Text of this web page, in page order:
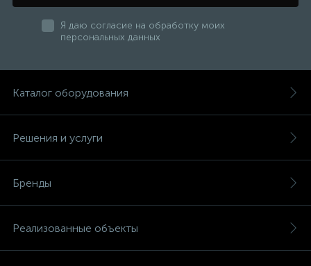
Я даю согласие на обработку моих
персональных данных
Каталог оборудования
Решения и услуги
Бренды
Реализованные объекты